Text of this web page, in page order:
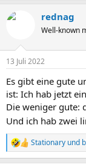
rednag
Well-known
13 Juli 2022
Es gibt eine gute
ist: Ich hab jetzt
Die weniger gute:
Und ich hab zwei
R
e
Stationary und